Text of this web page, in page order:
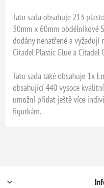
Tato sada obsahuje 213
30mm x 60mm obdélníkové
dodány nenatřené a
Citadel Plastic Glue a Citadel
Tato sada také obsahuje 1x
obsahující 440 vysoce
umožní přidat ještě více
figurkám.